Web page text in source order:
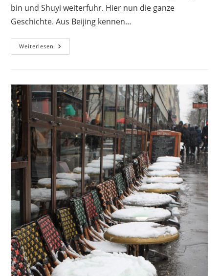
bin und Shuyi weiterfuhr. Hier nun die ganze
Geschichte. Aus Beijing kennen…
Weiterlesen Paris-
Wie
Metro
Nicht
Verliert
Oder
Wiederfindet